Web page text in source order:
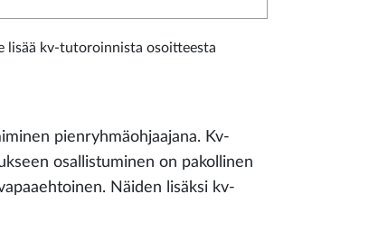
lisää kv-tutoroinnista osoitteesta
pienryhmäohjaajana. Kv-
osallistuminen on pakollinen
Näiden lisäksi kv-